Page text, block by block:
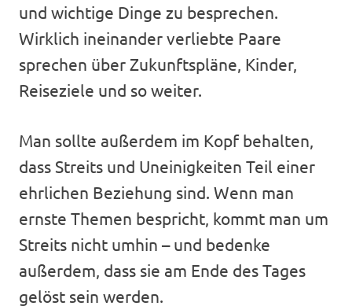
und wichtige Dinge zu besprechen.
Wirklich ineinander verliebte Paare
sprechen über Zukunftspläne, Kinder,
Reiseziele und so weiter.
Man sollte außerdem im Kopf behalten,
dass Streits und Uneinigkeiten Teil einer
ehrlichen Beziehung sind. Wenn man
ernste Themen bespricht, kommt man um
Streits nicht umhin – und bedenke
außerdem, dass sie am Ende des Tages
gelöst sein werden.